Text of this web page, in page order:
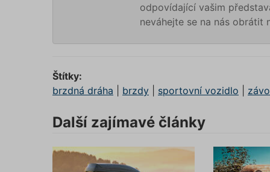
odpovídající vašim
neváhejte se na nás obrátit
Štítky:
brzdná dráha
brzdy sportovní vozidlo
Další zajímavé články
_clsk
_gcl_aw